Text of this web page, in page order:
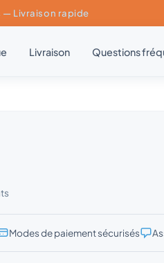
— Livraison rapide
Livraison Questions
Modes de paiement sécurisés